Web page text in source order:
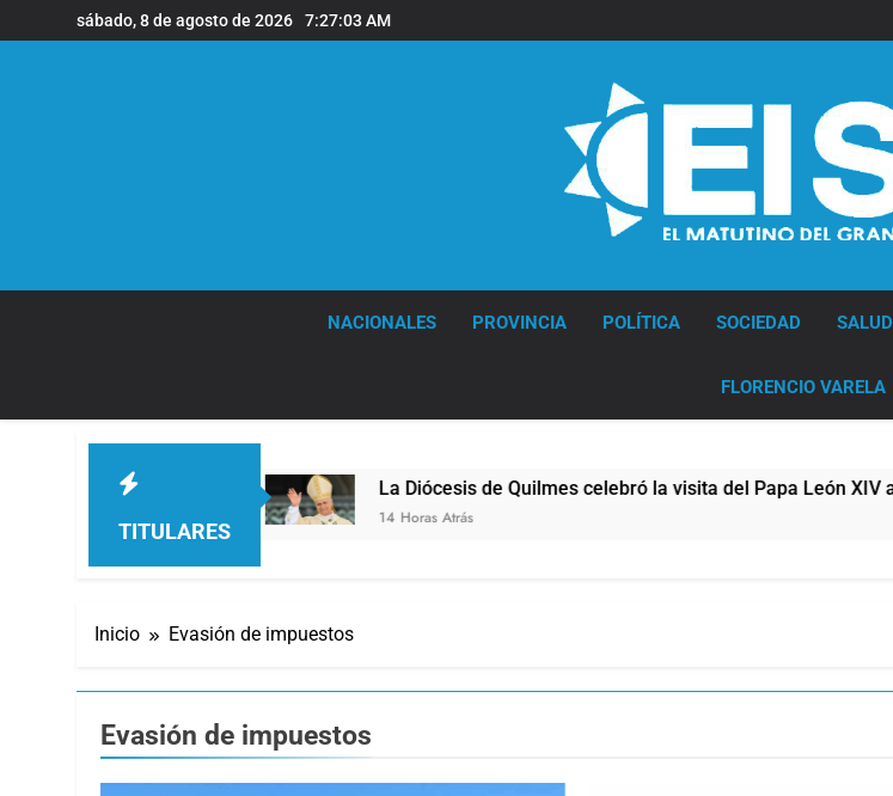
al
sábado, 8 de agosto de 2026 7:27:04 AM
NACIONALES PROVINCIA POLÍTICA SOCIEDAD SALUD
FLORENCIO VARELA
TITULARES
La Diócesis de Quilmes celebró la visita del Papa León XIV a la Argentina
14 Horas Atrás
Inicio Evasión de impuestos
Evasión de impuestos